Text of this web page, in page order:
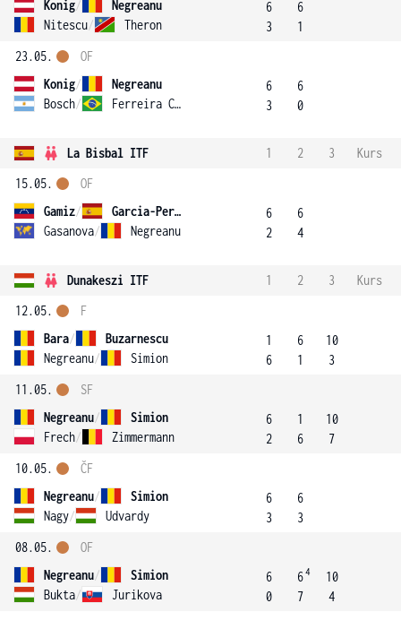
Konig/
Negreanu
Nitescu/ Theron
6
3
6
1
23.05.
Konig/
Negreanu
Bosch/ Ferreira Caputo
OF
6
3
6
0
La Bisbal ITF 1 2 3
Kurs
15.05.
Gamiz/
Garcia-Perez
Gasanova/ Negreanu
OF
6
2
6
4
Dunakeszi ITF 1 2 3
Kurs
12.05.
Bara/
Buzarnescu
Negreanu/ Simion
F
1
6
6
1
10
3
11.05.
Negreanu/
Simion
Frech/ Zimmermann
SF
6
2
1
6
10
7
10.05.
Negreanu/
Simion
Nagy/ Udvardy
ČF
6
3
6
3
08.05.
Negreanu/
Simion
Bukta/ Jurikova
OF
6
0
64
7
10
4